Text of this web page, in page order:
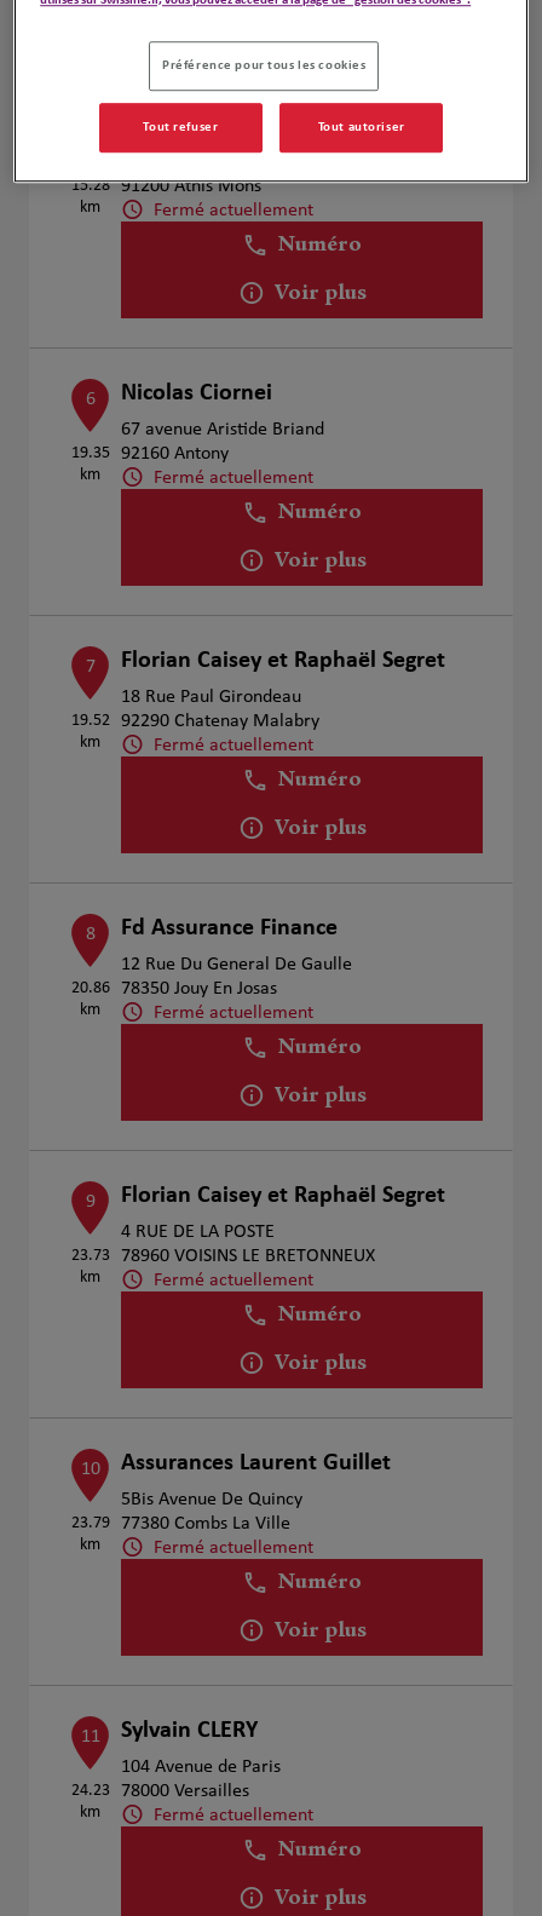
15.28
km
Fabrice BOULAY
91200 Athis Mons
Fermé actuellement
Numéro
Voir plus
6
19.35
km
Nicolas Ciornei
67 avenue Aristide Briand
92160 Antony
Fermé actuellement
Numéro
Voir plus
7
19.52
km
Florian Caisey et Raphaël Segret
18 Rue Paul Girondeau
92290 Chatenay Malabry
Fermé actuellement
Numéro
Voir plus
8
20.86
km
Fd Assurance Finance
12 Rue Du General De Gaulle
78350 Jouy En Josas
Fermé actuellement
Numéro
Voir plus
9
23.73
km
Florian Caisey et Raphaël Segret
4 RUE DE LA POSTE
78960 VOISINS LE BRETONNEUX
Fermé actuellement
Numéro
Voir plus
10
23.79
km
Assurances Laurent Guillet
5Bis Avenue De Quincy
77380 Combs La Ville
Fermé actuellement
Numéro
Voir plus
11
24.23
km
Sylvain CLERY
104 Avenue de Paris
78000 Versailles
Fermé actuellement
Numéro
Voir plus
Préférence pour tous les cookies
Tout refuser Tout autoriser